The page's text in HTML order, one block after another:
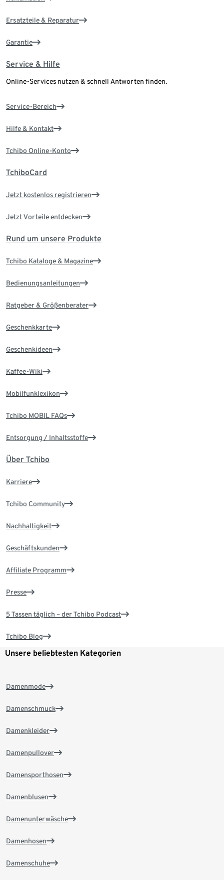
Ersatzteile & Reparatur
Garantie
Service & Hilfe
Online-Services nutzen & schnell Antworten finden.
Service-Bereich
Hilfe & Kontakt
Tchibo Online-Konto
TchiboCard
Jetzt kostenlos registrieren
Jetzt Vorteile entdecken
Rund um unsere Produkte
Tchibo Kataloge & Magazine
Bedienungsanleitungen
Ratgeber & Größenberater
Geschenkkarte
Geschenkideen
Kaffee-Wiki
Mobilfunklexikon
Tchibo MOBIL FAQs
Entsorgung / Inhaltsstoffe
Über Tchibo
Karriere
Tchibo Community
Nachhaltigkeit
Geschäftskunden
Affiliate Programm
Presse
5 Tassen täglich – der Tchibo Podcast
Tchibo Blog
Unsere beliebtesten Kategorien
Damenmode
Damenschmuck
Damenkleider
Damenpullover
Damensporthosen
Damenblusen
Damenunterwäsche
Damenhosen
Damenschuhe